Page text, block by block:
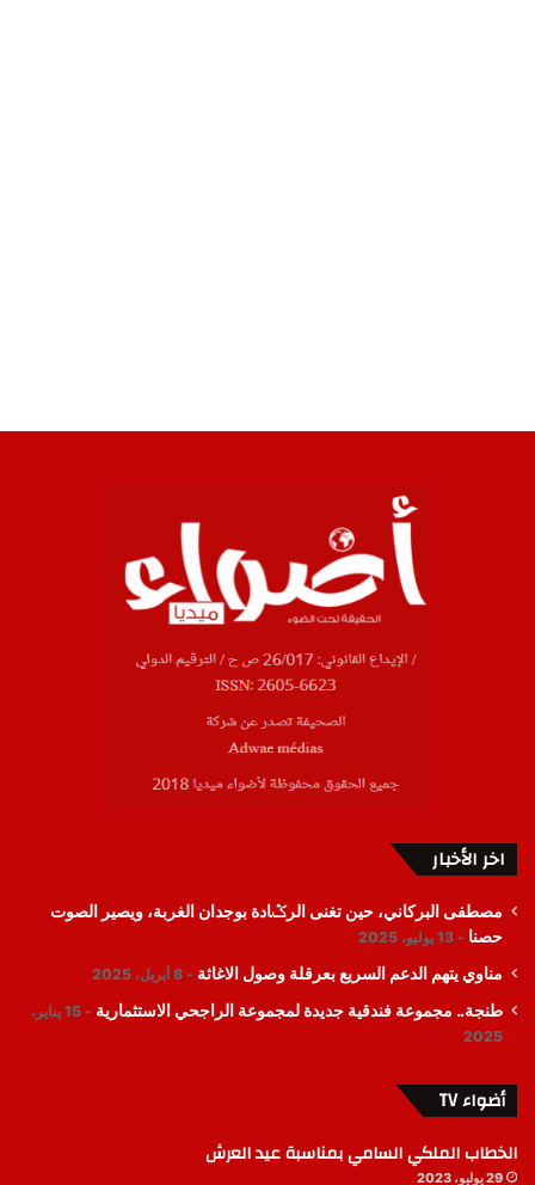
اخر الأخبار
مصطفى البركاني، حين تغنى الرݣادة بوجدان الغربة، ويصير الصوت
حصنا
13 يوليو، 2025
مناوي يتهم الدعم السريع بعرقلة وصول الاغاثة 8 أبريل، 2025
طنجة.. مجموعة فندقية جديدة لمجموعة الراجحي الاستثمارية
15 يناير،
2025
أضواء TV
الخطاب الملكي السامي بمناسبة عيد العرش
29 يوليو، 2023